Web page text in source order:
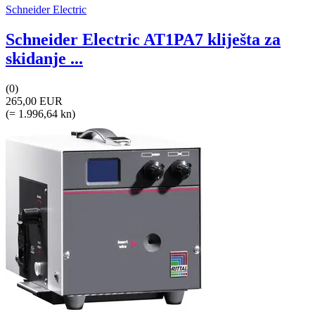
Schneider Electric
Schneider Electric AT1PA7 kliješta za
skidanje ...
(0)
265,00 EUR
(= 1.996,64 kn)